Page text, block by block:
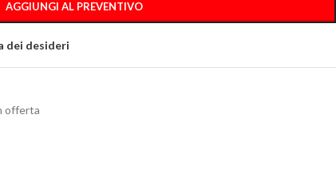
AGGIUNGI AL PREVENTIVO
dei desideri
offerta